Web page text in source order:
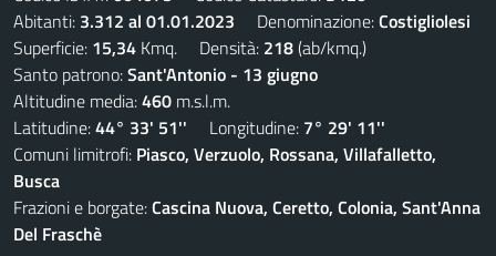
Abitanti: 3.312 al 01.01.2023 Denominazione:Costigliolesi
Superficie: 15,34 Kmq. Densità: 218(ab/kmq.)
Santo patrono:Sant'Antonio - 13 giugno
Altitudine media:460 m.s.l.m.
Latitudine:44° 33' 51'' Longitudine: 7° 29' 11''
Comuni limitrofi: Piasco, Verzuolo, Rossana, Villafalletto,
Busca
Frazioni e borgate:Cascina Nuova, Ceretto, Colonia, Sant'Anna
Del Fraschè